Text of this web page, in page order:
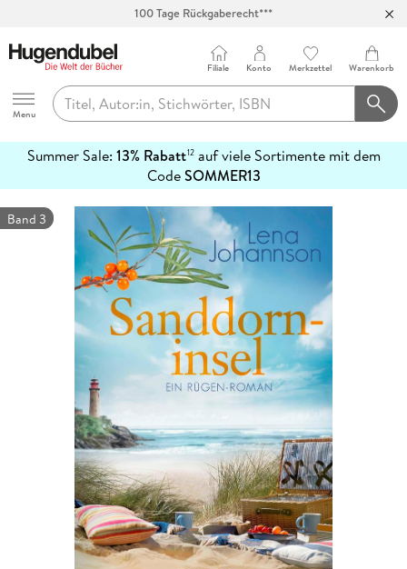
100 Tage Rückgaberecht***
Hugendubel
Menu
Filiale Konto Merkzettel Warenkorb
Summer Sale: 13% Rabatt12auf viele Sortimente mit dem
CodeSOMMER13
erfahren
Band 3